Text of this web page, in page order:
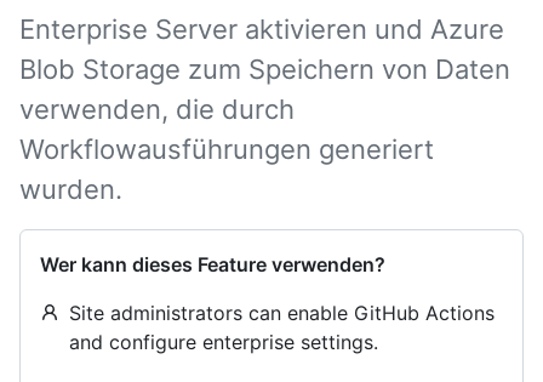
Enterprise Server aktivieren und Azure
Blob Storage zum Speichern von Daten
verwenden, die durch
Workflowausführungen generiert
wurden.
Wer kann dieses Feature verwenden?
Site administrators can enable GitHub Actions
and configure enterprise settings.